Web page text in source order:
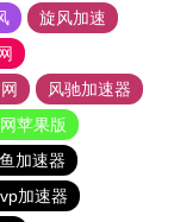
旋风加速
风驰加速器
苹果版
加速器
加速器